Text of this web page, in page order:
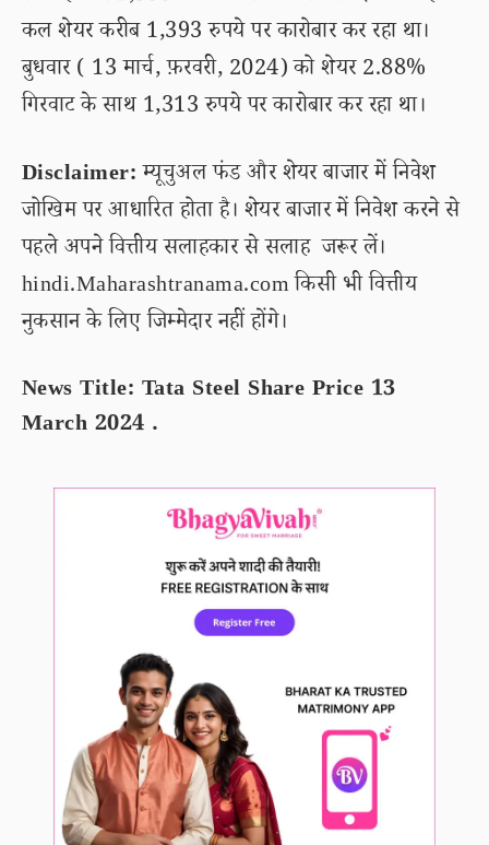
कल शेयर करीब 1,393 रुपये पर कारोबार कर रहा था।
बुधवार ( 13 मार्च, फ़रवरी, 2024) को शेयर 2.88%
गिरवाट के साथ 1,313 रुपये पर कारोबार कर रहा था।
Disclaimer:म्यूचुअल फंड और शेयर बाजार में निवेश
जोखिम पर आधारित होता है। शेयर बाजार में निवेश करने से
पहले अपने वित्तीय सलाहकार से सलाह जरूर लें।
hindi.Maharashtranama.com किसी भी वित्तीय
नुकसान के लिए जिम्मेदार नहीं होंगे।
News Title: Tata Steel Share Price 13
March 2024 .